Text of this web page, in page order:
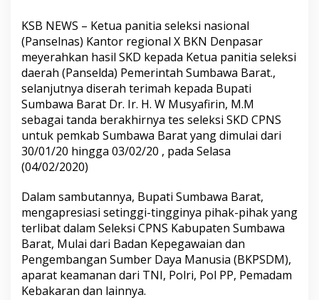
KSB NEWS – Ketua panitia seleksi nasional
(Panselnas) Kantor regional X BKN Denpasar
meyerahkan hasil SKD kepada Ketua panitia seleksi
daerah (Panselda) Pemerintah Sumbawa Barat.,
selanjutnya diserah terimah kepada Bupati
Sumbawa Barat Dr. Ir. H. W Musyafirin, M.M
sebagai tanda berakhirnya tes seleksi SKD CPNS
untuk pemkab Sumbawa Barat yang dimulai dari
30/01/20 hingga 03/02/20 , pada Selasa
(04/02/2020)
Dalam sambutannya, Bupati Sumbawa Barat,
mengapresiasi setinggi-tingginya pihak-pihak yang
terlibat dalam Seleksi CPNS Kabupaten Sumbawa
Barat, Mulai dari Badan Kepegawaian dan
Pengembangan Sumber Daya Manusia (BKPSDM),
aparat keamanan dari TNI, Polri, Pol PP, Pemadam
Kebakaran dan lainnya.